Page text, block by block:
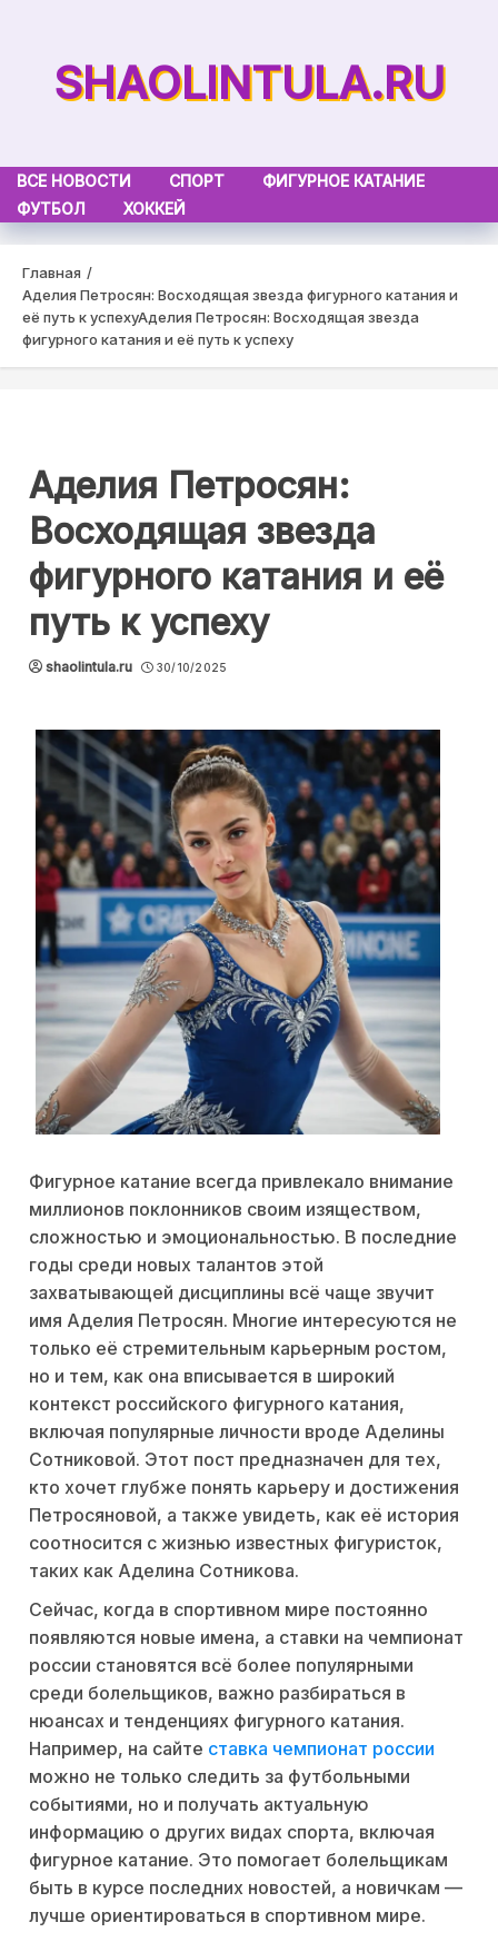
contentSHAOLINTULA.RU
ВСЕ НОВОСТИ СПОРТ
ФИГУРНОЕ КАТАНИЕ
ФУТБОЛ
ХОККЕЙ
Главная
Аделия Петросян: Восходящая звезда фигурного катания и
её путь к успехуАделия Петросян: Восходящая звезда
фигурного катания и её путь к успеху
Аделия Петросян:
Восходящая звезда
фигурного катания и её
путь к успеху
shaolintula.ru 30/10/2025
Фигурное катание всегда привлекало внимание
миллионов поклонников своим изяществом,
сложностью и эмоциональностью. В последние
годы среди новых талантов этой
захватывающей дисциплины всё чаще звучит
имя Аделия Петросян. Многие интересуются не
только её стремительным карьерным ростом,
но и тем, как она вписывается в широкий
контекст российского фигурного катания,
включая популярные личности вроде Аделины
Сотниковой. Этот пост предназначен для тех,
кто хочет глубже понять карьеру и достижения
Петросяновой, а также увидеть, как её история
соотносится с жизнью известных фигуристок,
таких как Аделина Сотникова.
Сейчас, когда в спортивном мире постоянно
появляются новые имена, а ставки на чемпионат
россии становятся всё более популярными
среди болельщиков, важно разбираться в
нюансах и тенденциях фигурного катания.
Например, на сайте ставка чемпионат россии
можно не только следить за футбольными
событиями, но и получать актуальную
информацию о других видах спорта, включая
фигурное катание. Это помогает болельщикам
быть в курсе последних новостей, а новичкам —
лучше ориентироваться в спортивном мире.